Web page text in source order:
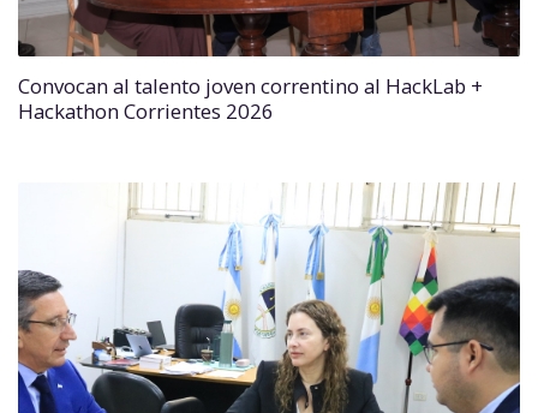
Convocan al talento joven correntino al HackLab +
Hackathon Corrientes 2026